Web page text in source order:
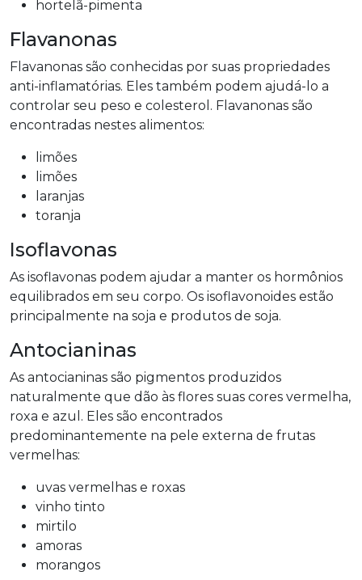
hortelã-pimenta
Flavanonas
Flavanonas são conhecidas por suas propriedades
anti-inflamatórias. Eles também podem ajudá-lo a
controlar seu peso e colesterol. Flavanonas são
encontradas nestes alimentos:
limões
limões
laranjas
toranja
Isoflavonas
As isoflavonas podem ajudar a manter os hormônios
equilibrados em seu corpo. Os isoflavonoides estão
principalmente na soja e produtos de soja.
Antocianinas
As antocianinas são pigmentos produzidos
naturalmente que dão às flores suas cores vermelha,
roxa e azul. Eles são encontrados
predominantemente na pele externa de frutas
vermelhas:
uvas vermelhas e roxas
vinho tinto
mirtilo
amoras
morangos